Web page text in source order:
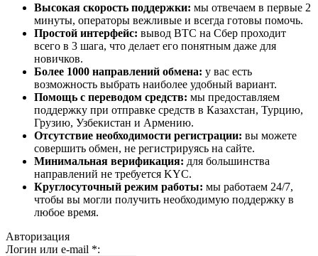
Высокая скорость поддержки: мы отвечаем в первые 2
минуты, операторы вежливые и всегда готовы помочь.
Простой интерфейс: вывод BTC на Сбер проходит
всего в 3 шага, что делает его понятным даже для
новичков.
Более 1000 направлений обмена: у вас есть
возможность выбрать наиболее удобный вариант.
Помощь с переводом средств: мы предоставляем
поддержку при отправке средств в Казахстан, Турцию,
Грузию, Узбекистан и Армению.
Отсутствие необходимости регистрации: вы можете
совершить обмен, не регистрируясь на сайте.
Минимальная верификация: для большинства
направлений не требуется KYC.
Круглосуточный режим работы: мы работаем 24/7,
чтобы вы могли получить необходимую поддержку в
любое время.
Авторизация
Логин или e-mail *: